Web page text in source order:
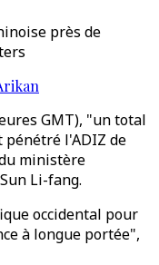
près de
GMT), "un total
pénétré l'ADIZ de
ministère
Li-fang.
occidental pour
à longue portée",